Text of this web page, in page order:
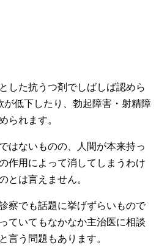
した抗うつ剤でしばしば認めら
低下したり、勃起障害・射精障
られます。
はないものの、人間が本来持っ
作用によって消してしまうわけ
とは言えません。
察でも話題に挙げずらいもので
ていてもなかなか主治医に相談
言う問題もあります。